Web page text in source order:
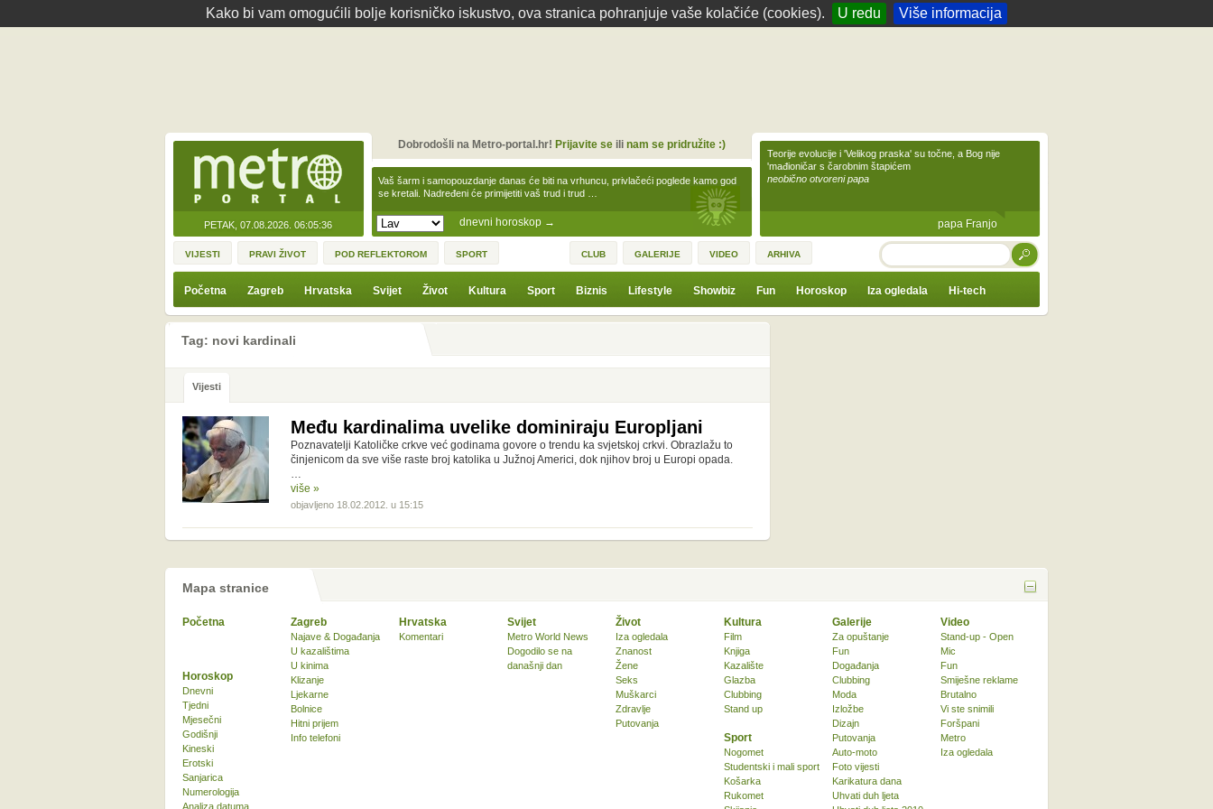
Kako bi vam omogućili bolje korisničko iskustvo, ova stranica pohranjuje vaše kolačiće (cookies). U redu Više informacija
PETAK, 07.08.2026. 06:05:36 dnevni horoskop →
Vaš šarm i samopouzdanje danas će biti na vrhuncu, privlačeći poglede kamo god
se kretali. Nadređeni će primijetiti vaš trud i trud …
Dobrodošli na Metro-portal.hr! Prijavite seili nam se pridružite :)
Teorije evolucije i 'Velikog praska' su točne, a Bog nije
'mađioničar s čarobnim štapićem
neobično otvoreni papa
papa Franjo
VIJESTI PRAVI ŽIVOT POD REFLEKTOROM SPORT CLUB GALERIJE VIDEO ARHIVA TRAŽI
Početna Zagreb Hrvatska Svijet Život Kultura Sport Biznis Lifestyle Showbiz Fun Horoskop Iza ogledala Hi-tech
Tag: novi kardinali
Vijesti
Među kardinalima uvelike dominiraju Europljani
Poznavatelji Katoličke crkve već godinama govore o trendu ka svjetskoj crkvi. Obrazlažu to
činjenicom da sve više raste broj katolika u Južnoj Americi, dok njihov broj u Europi opada.
…
više »
objavljeno 18.02.2012. u 15:15
Mapa stranice
Početna Zagreb
Najave & Događanja
U kazalištima
U kinima
Klizanje
Ljekarne
Bolnice
Hitni prijem
Info telefoni
Hrvatska
Komentari
Svijet
Metro World News
Dogodilo se na
današnji dan
Život
Iza ogledala
Znanost
Žene
Seks
Muškarci
Zdravlje
Putovanja
Kultura
Film
Knjiga
Kazalište
Glazba
Clubbing
Stand up
Sport
Nogomet
Studentski i mali sport
Košarka
Rukomet
Horoskop
Dnevni
Tjedni
Mjesečni
Godišnji
Kineski
Erotski
Sanjarica
Numerologija
Analiza datuma
Galerije
Za opuštanje
Fun
Događanja
Clubbing
Moda
Izložbe
Dizajn
Putovanja
Auto-moto
Foto vijesti
Karikatura dana
Uhvati duh ljeta
Video
Stand-up - Open
Mic
Fun
Smiješne reklame
Brutalno
Vi ste snimili
Foršpani
Metro
Iza ogledala